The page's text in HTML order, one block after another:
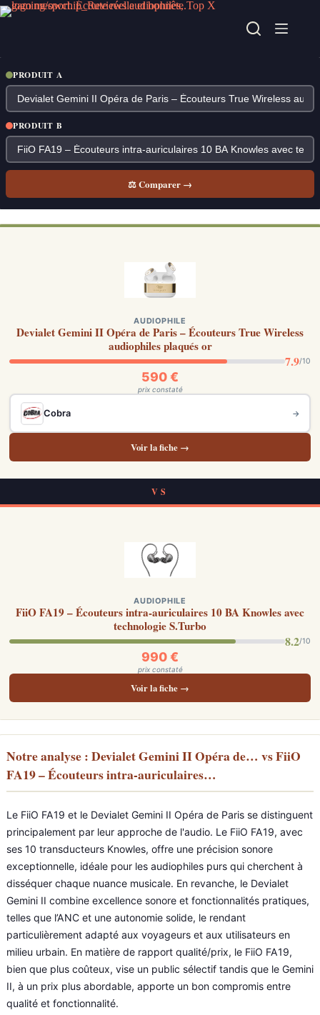
Passer
au
PRODUIT A
PRODUIT B
⚖ Comparer →
AUDIOPHILE
Devialet Gemini II Opéra de Paris – Écouteurs True Wireless
audiophiles plaqués or
7.9/10
590 €
prix constaté
Cobra →
Voir la fiche →
VS
AUDIOPHILE
FiiO FA19 – Écouteurs intra-auriculaires 10 BA Knowles avec
technologie S.Turbo
8.2/10
990 €
prix constaté
Voir la fiche →
Notre analyse : Devialet Gemini II Opéra de… vs FiiO
FA19 – Écouteurs intra-auriculaires…
Le FiiO FA19 et le Devialet Gemini II Opéra de Paris se distinguent
principalement par leur approche de l'audio. Le FiiO FA19, avec
ses 10 transducteurs Knowles, offre une précision sonore
exceptionnelle, idéale pour les audiophiles purs qui cherchent à
disséquer chaque nuance musicale. En revanche, le Devialet
Gemini II combine excellence sonore et fonctionnalités pratiques,
telles que l’ANC et une autonomie solide, le rendant
particulièrement adapté aux voyageurs et aux utilisateurs en
milieu urbain. En matière de rapport qualité/prix, le FiiO FA19,
bien que plus coûteux, vise un public sélectif tandis que le Gemini
II, à un prix plus abordable, apporte un bon compromis entre
qualité et fonctionnalité.